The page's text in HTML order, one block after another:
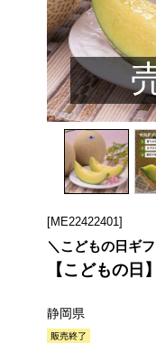
[ME22422401]
＼こどもの日ギ
【こどもの日
静岡県